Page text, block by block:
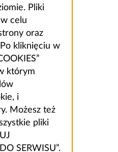
Pliki
celu
oraz
kliknięciu w
którym
i
Możesz też
pliki
SERWISU”.